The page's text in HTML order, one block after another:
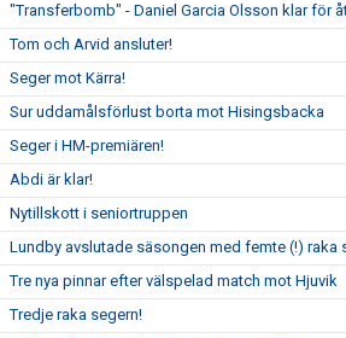
"Transferbomb" - Daniel Garcia Olsson klar för
Tom och Arvid ansluter!
Seger mot Kärra!
Sur uddamålsförlust borta mot Hisingsbacka
Seger i HM-premiären!
Abdi är klar!
Nytillskott i seniortruppen
Lundby avslutade säsongen med femte (!) raka
Tre nya pinnar efter välspelad match mot Hjuvik
Tredje raka segern!